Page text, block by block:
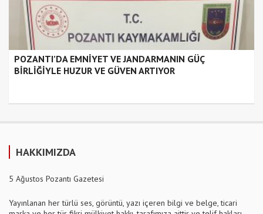
POZANTI’DA EMNİYET VE JANDARMANIN GÜÇ
BİRLİĞİYLE HUZUR VE GÜVEN ARTIYOR
HAKKIMIZDA
5 Ağustos Pozantı Gazetesi
Yayınlanan her türlü ses, görüntü, yazı içeren bilgi ve belge, ticari